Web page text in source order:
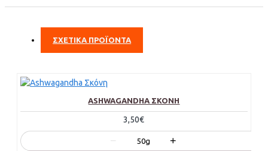
ΣΧΕΤΙΚΑ ΠΡΟΪΟΝΤΑ
ASHWAGANDHA ΣΚΌΝΗ
3,50€
− 50g +